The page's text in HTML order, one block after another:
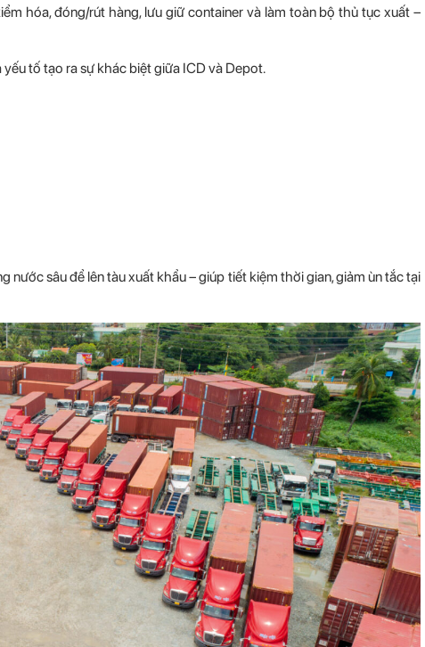
hóa, đóng/rút hàng, lưu giữ container và làm toàn bộ thủ tục xuất –
tố tạo ra sự khác biệt giữa ICD và Depot.
sâu để lên tàu xuất khẩu – giúp tiết kiệm thời gian, giảm ùn tắc tại